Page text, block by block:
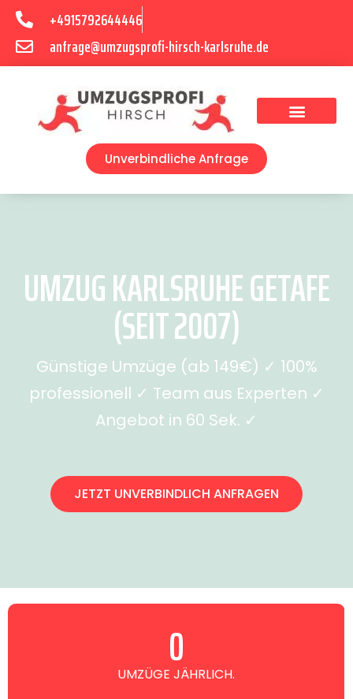
+4915792644446
anfrage@umzugsprofi-hirsch-karlsruhe.de
Unverbindliche Anfrage
UMZUG KARLSRUHE GETAFE
(SEIT 2007)
Günstige Umzüge (ab 149€) ✓ 100%
professionell ✓ Team aus Experten ✓
Angebot in 60 Sek. ✓
JETZT UNVERBINDLICH ANFRAGEN
UMZÜGE JÄHRLICH.
0